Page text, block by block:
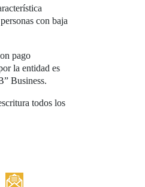
con baja
pago
la entidad es
Business.
todos los